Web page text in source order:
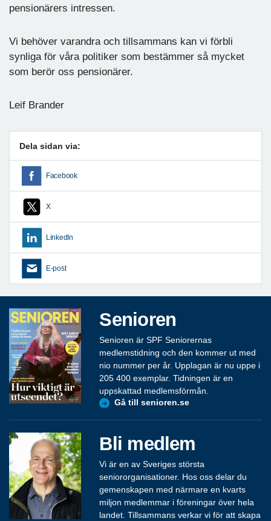
pensionärers intressen.
Vi behöver varandra och tillsammans kan vi förbli
synliga för våra politiker som bestämmer så mycket
som berör oss pensionärer.
Leif Brander
Dela sidan via:
Facebook
X
LinkedIn
E-post
Senioren
Senioren är SPF Seniorernas
medlemstidning och den kommer ut med
nio nummer per år. Upplagan är nu uppe i
205 400 exemplar. Tidningen är en
uppskattad medlemsförmån.
Gå till senioren.se
Bli medlem
Vi är en av Sveriges största
seniororganisationer. Hos oss delar du
gemenskapen med närmare en kvarts
miljon medlemmar i föreningar över hela
landet. Tillsammans verkar vi för att skapa